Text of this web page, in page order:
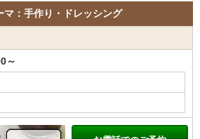
：手作り・ドレッシング
～